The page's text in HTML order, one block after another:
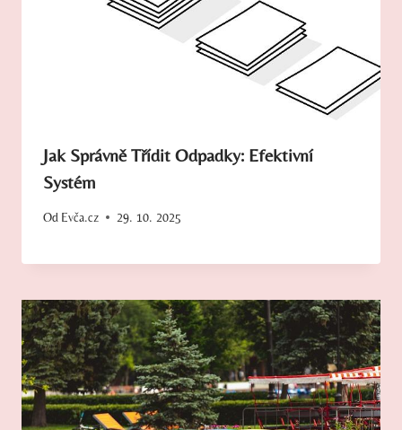
Jak Správně Třídit Odpadky: Efektivní
Systém
Od Evča.cz 29. 10. 2025